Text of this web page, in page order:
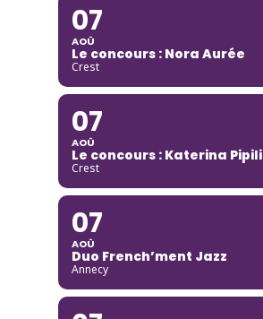
07
AOÛ
Le concours : Nora Aurée
Crest
07
AOÛ
Le concours : Katerina Pipili
Crest
07
AOÛ
Duo French’ment Jazz
Annecy